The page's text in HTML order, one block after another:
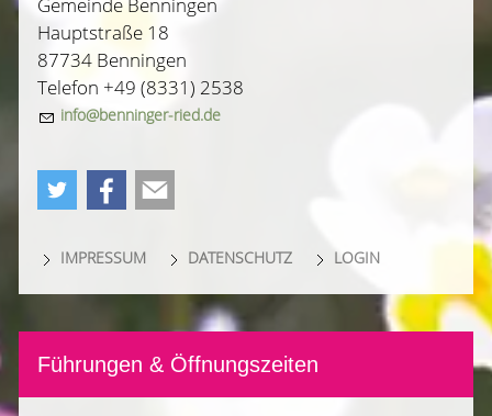
Hauptstraße 18
87734 Benningen
Telefon +49 (8331) 2538
nf b nn ng r-r d d
IMPRESSUM DATENSCHUTZ LOGIN
Führungen & Öffnungszeiten